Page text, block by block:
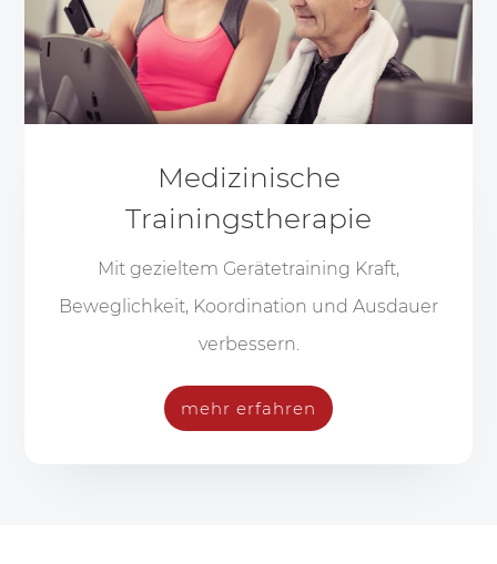
Medizinische
Trainingstherapie
Mit gezieltem Gerätetraining Kraft,
Beweglichkeit, Koordination und Ausdauer
verbessern.
mehr erfahren